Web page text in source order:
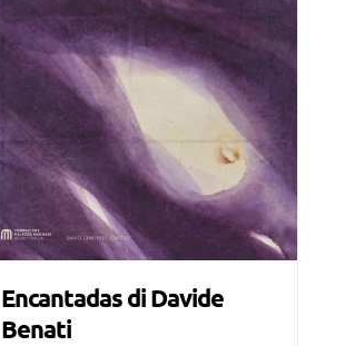
Encantadas di Davide
Benati